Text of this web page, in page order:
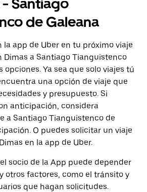
- Santiago
de Galeana
la app de Uber en tu próximo viaje
Dimas a Santiago Tianguistenco
opciones. Ya sea que solo viajes tú
una opción de viaje que
y presupuesto. Si
anticipación, considera
a Santiago Tianguistenco de
O puedes solicitar un viaje
en la app de Uber.
socio de la App puede depender
otros factores, como el tránsito y
que hagan solicitudes.